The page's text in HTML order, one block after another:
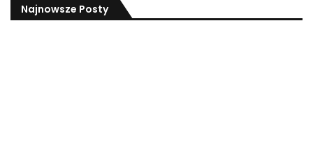
Najnowsze Posty